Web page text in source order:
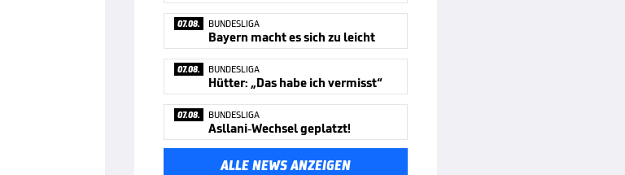
07.08. BUNDESLIGA
Bayern macht es sich zu leicht
07.08. BUNDESLIGA
Hütter: „Das habe ich vermisst“
07.08. BUNDESLIGA
Asllani-Wechsel geplatzt!
ALLE NEWS ANZEIGEN